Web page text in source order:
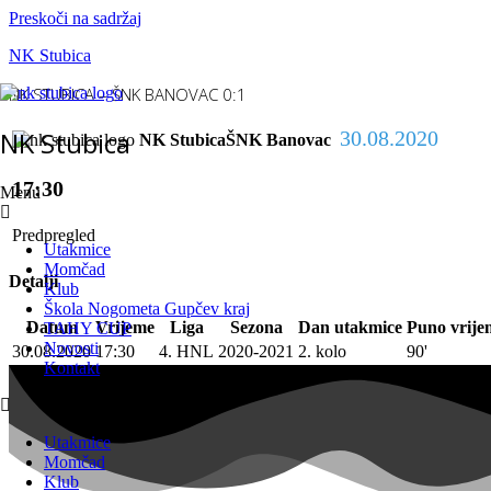
Preskoči na sadržaj
NK Stubica
NK Stubica
Menu
Utakmice
Momčad
Klub
Škola Nogometa Gupčev kraj
TAHY CUP
Novosti
Kontakt
Utakmice
Momčad
Klub
NK STUBICA – ŠNK BANOVAC 0:1
NK StubicaŠNK Banovac 30.08.2020
17:30
Predpregled
Detalji
Datum Vrijeme Liga Sezona Dan utakmice Puno
30.08.2020 17:30 4. HNL 2020-2021 2. kolo 90'